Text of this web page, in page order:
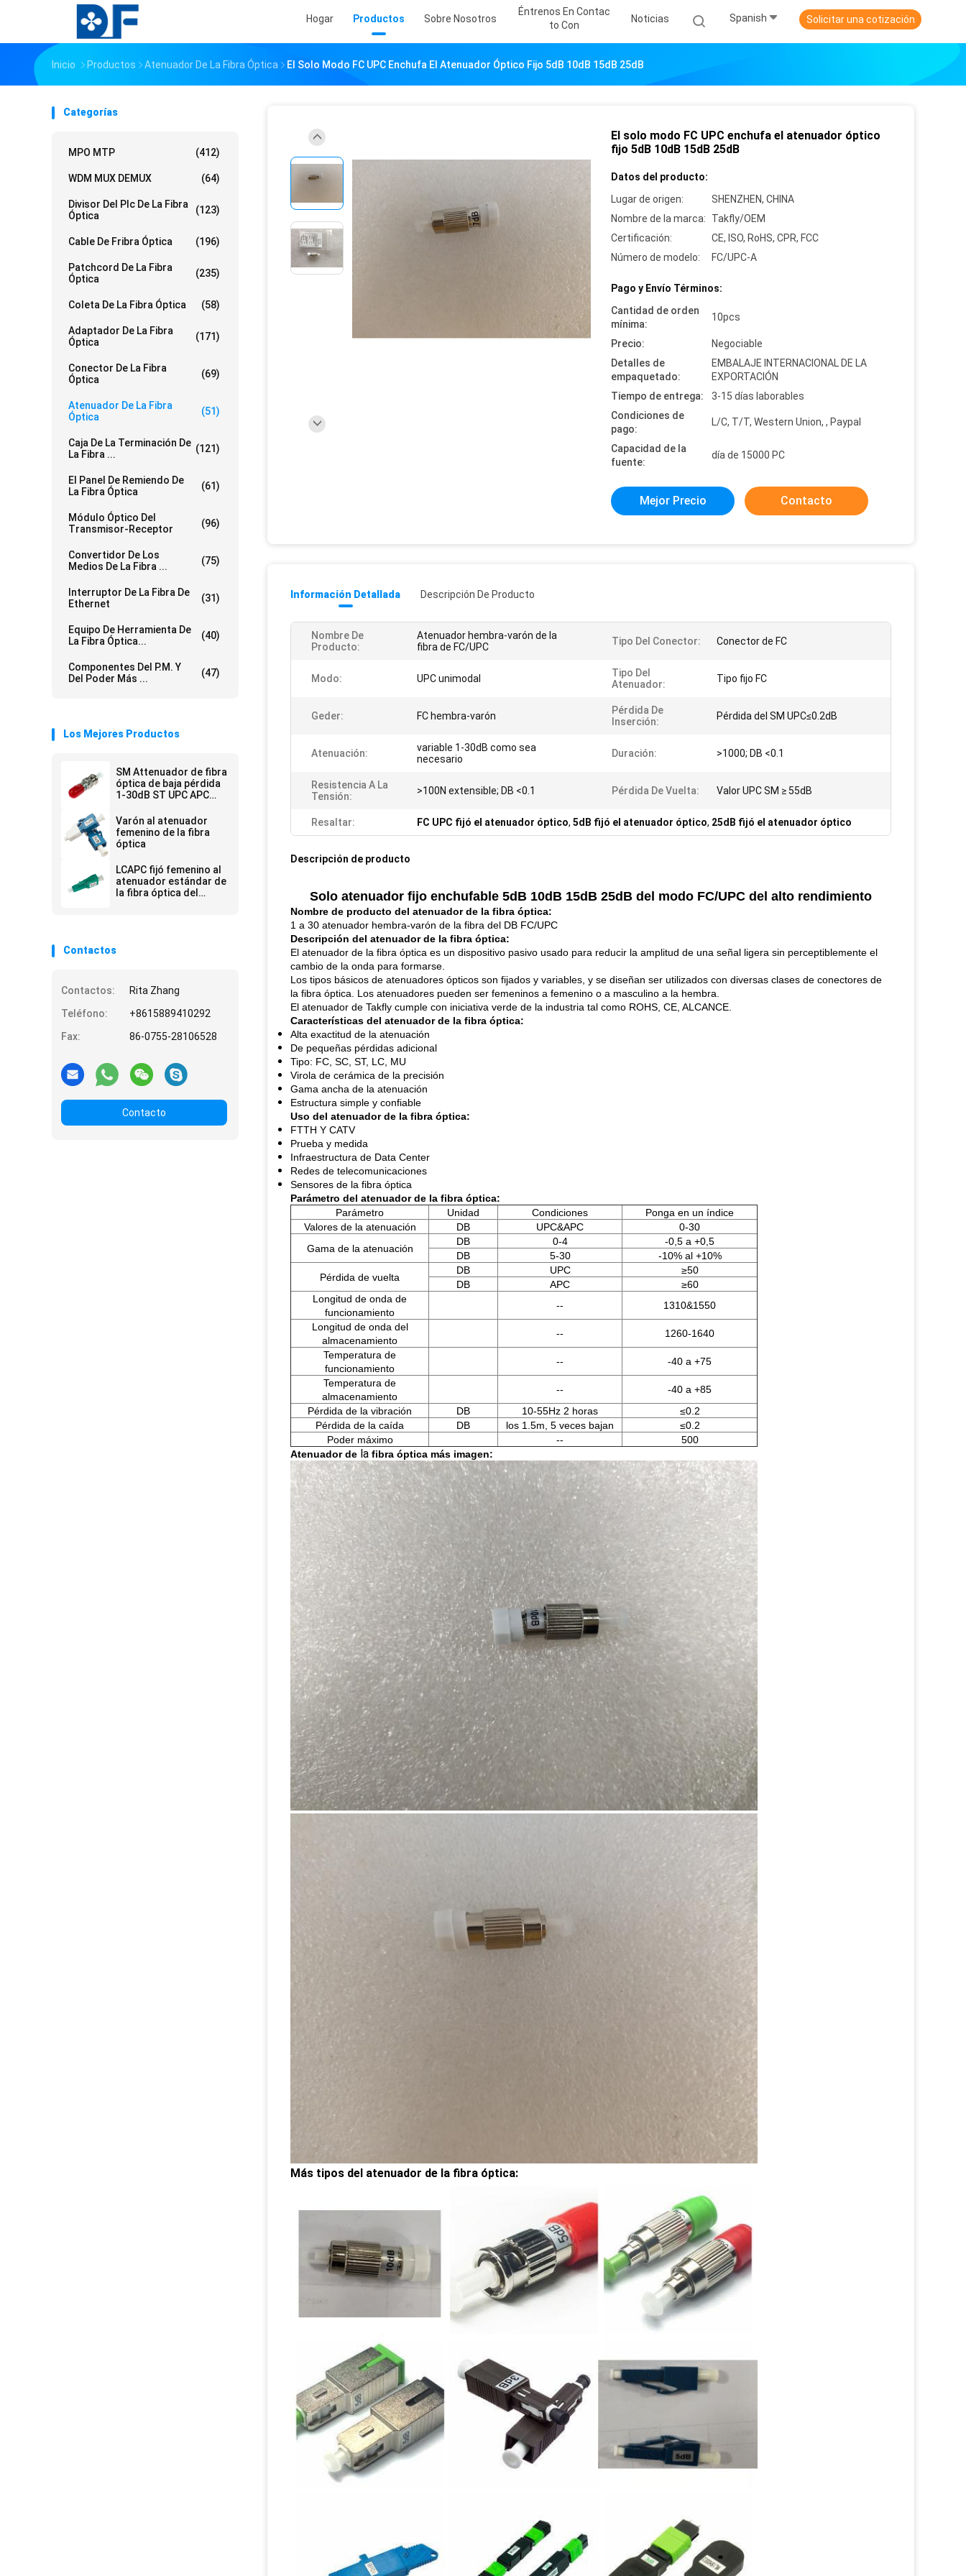
Hogar Productos Sobre Nosotros
Éntrenos En Contac
To Con
Noticias Spanish Solicitar una cotización
Inicio Productos Atenuador De La Fibra Óptica El Solo Modo FC UPC Enchufa El Atenuador Óptico Fijo 5dB 10dB 15dB 25dB
Categorías
MPO MTP (412)
WDM MUX DEMUX (64)
Divisor Del Plc De La Fibra
Óptica
(123)
Cable De Fribra Óptica (196)
Patchcord De La Fibra
Óptica
(235)
Coleta De La Fibra Óptica (58)
Adaptador De La Fibra
Óptica
(171)
Conector De La Fibra
Óptica
(69)
Atenuador De La Fibra
Óptica
(51)
Caja De La Terminación De
La Fibra ...
(121)
El Panel De Remiendo De
La Fibra Óptica
(61)
Módulo Óptico Del
Transmisor-Receptor
(96)
Convertidor De Los
Medios De La Fibra ...
(75)
Interruptor De La Fibra De
Ethernet
(31)
Equipo De Herramienta De
La Fibra Óptica...
(40)
Componentes Del P.M. Y
Del Poder Más ...
(47)
Los Mejores Productos
SM Attenuador de fibra
óptica de baja pérdida
1-30dB ST UPC APC
reducción de la señal
óptica
Varón al atenuador
femenino de la fibra
óptica
LCAPC fijó femenino al
atenuador estándar de
la fibra óptica del
Contactos
Contactos:
Rita Zhang
Teléfono:
+8615889410292
Fax:
86-0755-28106528
Contacto
El solo modo FC UPC enchufa el atenuador óptico
fijo 5dB 10dB 15dB 25dB
Datos del producto:
Lugar de origen:
SHENZHEN, CHINA
Nombre de la marca:
Takfly/OEM
Certificación:
CE, ISO, RoHS, CPR, FCC
Número de modelo:
FC/UPC-A
Pago y Envío Términos:
Cantidad de orden
mínima:
10pcs
Precio:
Negociable
Detalles de
empaquetado:
EMBALAJE INTERNACIONAL DE LA
EXPORTACIÓN
Tiempo de entrega:
3-15 días laborables
Condiciones de
pago:
L/C, T/T, Western Union, , Paypal
Capacidad de la
fuente:
día de 15000 PC
Mejor Precio Contacto
Información Detallada Descripción De Producto
Nombre De
Producto:
Atenuador hembra-varón de la
fibra de FC/UPC
Tipo Del Conector: Conector de FC
Modo: UPC unimodal
Tipo Del
Atenuador:
Tipo fijo FC
Geder: FC hembra-varón
Pérdida De
Inserción:
Pérdida del SM UPC≤0.2dB
Atenuación:
variable 1-30dB como sea
necesario
Duración: >1000; DB <0.1
Resistencia A La
Tensión:
>100N extensible; DB <0.1 Pérdida De Vuelta: Valor UPC SM ≥ 55dB
Resaltar: FC UPC fijó el atenuador óptico, 5dB fijó el atenuador óptico, 25dB fijó el atenuador óptico
Descripción de producto
Solo atenuador fijo enchufable 5dB 10dB 15dB 25dB del modo FC/UPC del alto rendimiento
Nombre de producto del atenuador de la fibra óptica:
1 a 30 atenuador hembra-varón de la fibra del DB FC/UPC
Descripción del atenuador de la fibra óptica:
El atenuador de la fibra óptica es un dispositivo pasivo usado para reducir la amplitud de una señal ligera sin perceptiblemente el
cambio de la onda para formarse.
Los tipos básicos de atenuadores ópticos son fijados y variables, y se diseñan ser utilizados con diversas clases de conectores de
la fibra óptica. Los atenuadores pueden ser femeninos a femenino o a masculino a la hembra.
El atenuador de Takfly cumple con iniciativa verde de la industria tal como ROHS, CE, ALCANCE.
Características del atenuador de la fibra óptica:
Alta exactitud de la atenuación
De pequeñas pérdidas adicional
Tipo: FC, SC, ST, LC, MU
Virola de cerámica de la precisión
Gama ancha de la atenuación
Estructura simple y confiable
Uso del atenuador de la fibra óptica:
FTTH Y CATV
Prueba y medida
Infraestructura de Data Center
Redes de telecomunicaciones
Sensores de la fibra óptica
Parámetro del atenuador de la fibra óptica:
Parámetro
Unidad Condiciones
Ponga en un índice
Valores de la atenuación
DB UPC&APC
0-30
Gama de la atenuación
DB 0-4
-0,5 a +0,5
DB
5-30
-10% al +10%
Pérdida de vuelta
DB UPC
≥50
DB
APC
≥60
Longitud de onda de
funcionamiento
--
1310&1550
Longitud de onda del
almacenamiento
--
1260-1640
Temperatura de
funcionamiento
--
-40 a +75
Temperatura de
almacenamiento
--
-40 a +85
Pérdida de la vibración
DB 10-55Hz 2 horas
≤0.2
Pérdida de la caída
DB los 1.5m, 5 veces bajan
≤0.2
Poder máximo
--
500
Atenuador de la fibra óptica más imagen:
Más tipos del atenuador de la fibra óptica: